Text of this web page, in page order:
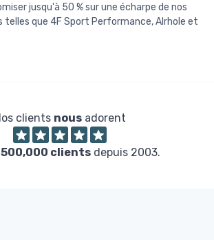
jusqu'à 50 % sur une écharpe de nos
telles que 4F Sport Performance, AIrhole et
clients nous adorent
500,000 clientsdepuis 2003.